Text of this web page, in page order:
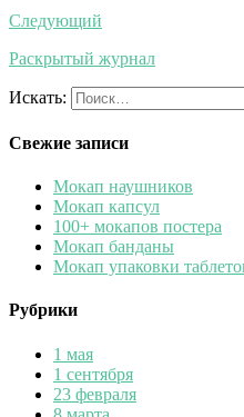
Следующий
Раскрытый журнал
Искать:
Свежие записи
Мокап наушников
Мокап капсул
100+ мокапов постера
Мокап банданы
Мокап упаковки
Рубрики
1 мая
1 сентября
23 февраля